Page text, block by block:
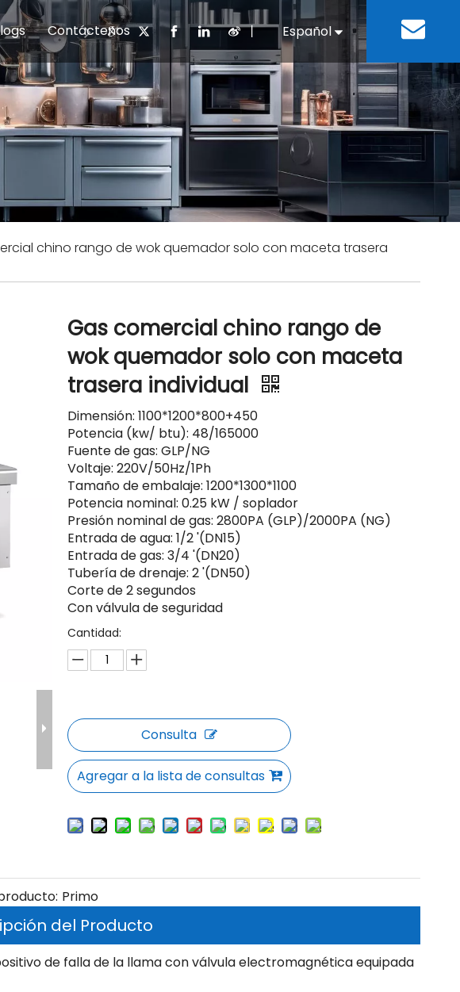
Equipo de cocina chino Equipos de refrigeración
Equipo de bebidas Equipo para lavar platos
personal Negocios e Industria Residencias de
y comida rápida
Preguntas frecuentes Descargar
Historia del desarrollo
Contáctenos 丨 Español
English
chino rango de wok quemador solo con maceta trasera
Gas comercial chino rango de
wok quemador solo con maceta
trasera individual
Dimensión: 1100*1200*800+450
Potencia (kw/ btu): 48/165000
Fuente de gas: GLP/NG
Voltaje: 220V/50Hz/1Ph
Tamaño de embalaje: 1200*1300*1100
Potencia nominal: 0.25 kW / soplador
Presión nominal de gas: 2800PA (GLP)/2000PA (NG)
Entrada de agua: 1/2 '(DN15)
Entrada de gas: 3/4 '(DN20)
Tubería de drenaje: 2 '(DN50)
Corte de 2 segundos
Con válvula de seguridad
Cantidad:
Consulta
Agregar a la lista de consultas
Primo
del Producto
de falla de la llama con válvula electromagnética equipada